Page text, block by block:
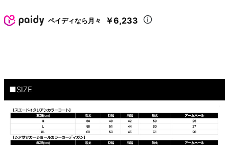
ペイディなら月々 ￥6,233
■SIZE